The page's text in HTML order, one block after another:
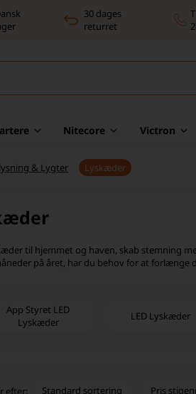
30 dages
returret
Nitecore Victron
& Lygter Lyskæder
til hjemmet og haven, skab stemning
på året, har du behov for at forlænge
App Styret LED
Lyskæder
LED Lyskæder
efter: Standard sortering Pris